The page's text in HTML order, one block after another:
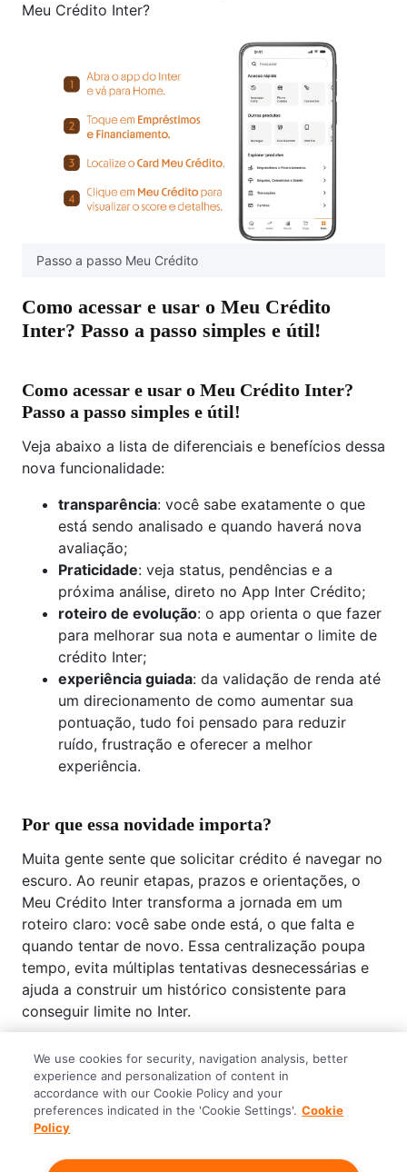
Meu Crédito Inter?
Passo a passo Meu Crédito
Como acessar e usar o Meu Crédito
Inter? Passo a passo simples e útil!
Como acessar e usar o Meu Crédito Inter?
Passo a passo simples e útil!
Veja abaixo a lista de diferenciais e benefícios dessa
nova funcionalidade:
transparência: você sabe exatamente o que
está sendo analisado e quando haverá nova
avaliação;
Praticidade: veja status, pendências e a
próxima análise, direto no App Inter Crédito;
roteiro de evolução: o app orienta o que fazer
para melhorar sua nota e aumentar o limite de
crédito Inter;
experiência guiada: da validação de renda até
um direcionamento de como aumentar sua
pontuação, tudo foi pensado para reduzir
ruído, frustração e oferecer a melhor
experiência.
Por que essa novidade importa?
Muita gente sente que solicitar crédito é navegar no
escuro. Ao reunir etapas, prazos e orientações, o
Meu Crédito Inter transforma a jornada em um
roteiro claro: você sabe onde está, o que falta e
quando tentar de novo. Essa centralização poupa
tempo, evita múltiplas tentativas desnecessárias e
ajuda a construir um histórico consistente para
conseguir limite no Inter.
um lugar único para cuidar do seu Crédito Inter, vale
abrir o app e experimentar oMeu Crédito Inter
Acesse o nosso Super App → Meu Crédito, deixe
seus dados em dia, siga o roteiro de evolução e
conte pra gente sua experiência.
We use cookies for security, navigation analysis, better
experience and personalization of content in
accordance with our Cookie Policy and your
preferences indicated in the 'Cookie Settings'. Cookie
Policy